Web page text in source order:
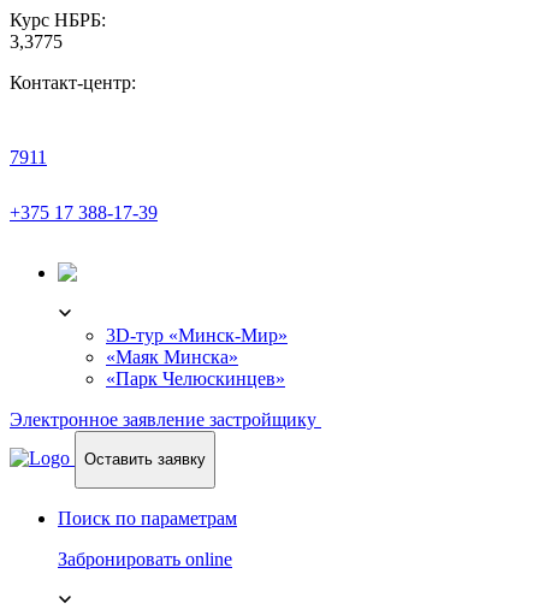
Курс НБРБ:
3,3775
Контакт-центр:
7911
+375 17 388-17-39
3D-тур «Минск-Мир»
«Маяк Минска»
«Парк Челюскинцев»
Электронное заявление застройщику
Оставить заявку
Поиск по параметрам
Забронировать online